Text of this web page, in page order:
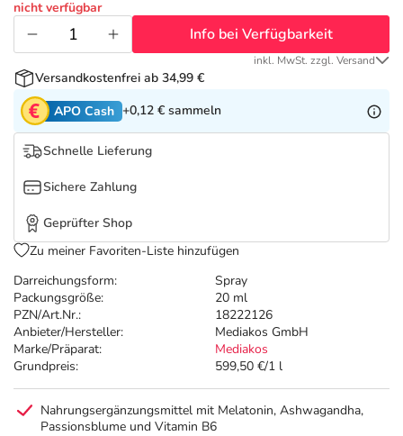
Tierapotheke
Vitamine & Mineralstoffe
Marken
Salus Deals
Darreichungsform:
Spray
Packungsgröße:
20 ml
PZN/Art.Nr.:
18222126
Anbieter/Hersteller:
Mediakos GmbH
Marke/Präparat:
Mediakos
Grundpreis:
599,50 €/1 l
nicht verfügbar
Info bei Verfügbarkeit
inkl. MwSt. zzgl. Versand
Versandkostenfrei ab 34,99 €
APO Cash +0,12 € sammeln
Schnelle Lieferung
Sichere Zahlung
Geprüfter Shop
Zu meiner Favoriten-Liste hinzufügen
Nahrungsergänzungsmittel mit Melatonin, Ashwagandha,
Passionsblume und Vitamin B6